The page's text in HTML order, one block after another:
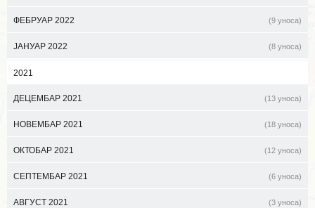
ФЕБРУАР 2022 (9 уноса)
ЈАНУАР 2022 (8 уноса)
2021
ДЕЦЕМБАР 2021 (13 уноса)
НОВЕМБАР 2021 (18 уноса)
ОКТОБАР 2021 (12 уноса)
СЕПТЕМБАР 2021 (6 уноса)
АВГУСТ 2021 (3 уноса)